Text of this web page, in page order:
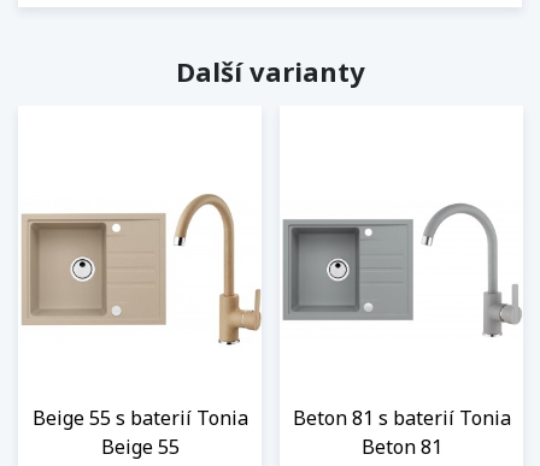
Další varianty
Beige 55 s baterií Tonia
Beige 55
Beton 81 s baterií Tonia
Beton 81